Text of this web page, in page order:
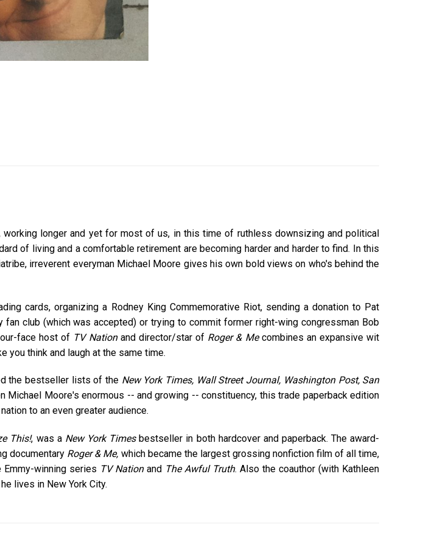
working longer and yet for most of us, in this time of ruthless downsizing and political
of living and a comfortable retirement are becoming harder and harder to find. In this
irreverent everyman Michael Moore gives his own bold views on who's behind the
cards, organizing a Rodney King Commemorative Riot, sending a donation to Pat
fan club (which was accepted) or trying to commit former right-wing congressman Bob
face host of TV Nationand director/star of Roger & Mecombines an expansive wit
you think and laugh at the same time.
the bestseller lists of the New York Times, Wall Street Journal, Washington Post, San
Michael Moore's enormous -- and growing -- constituency, this trade paperback edition
to an even greater audience.
This!, was a New York Timesbestseller in both hardcover and paperback. The award-
documentary Roger & Me, which became the largest grossing nonfiction film of all time,
winning series TV Nationand The Awful Truth. Also the coauthor (with Kathleen
he lives in New York City.